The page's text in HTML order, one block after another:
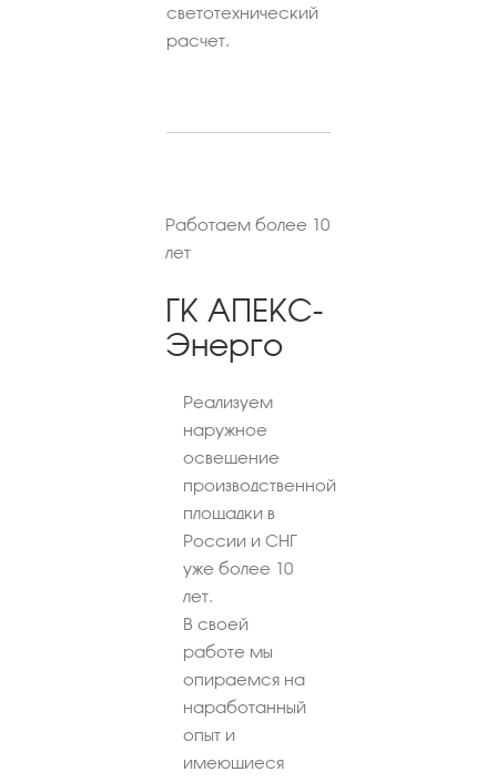
светотехнический
расчет.
Работаем более 10
лет
ГК АПЕКС-
Энерго
Реализуем
наружное
освещение
производственной
площадки в
России и СНГ
уже более 10
лет.
В своей
работе мы
опираемся на
наработанный
опыт и
имеющиеся